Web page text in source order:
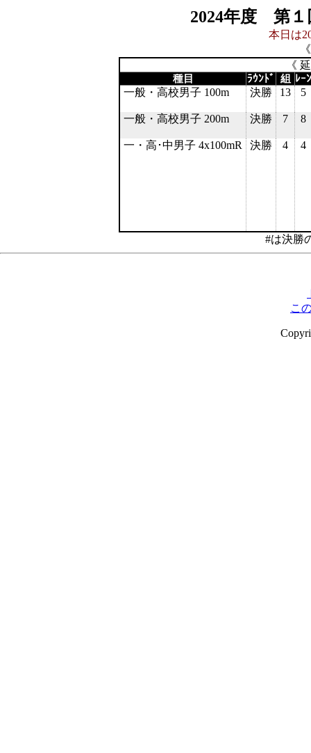
2024年度 第１
本日は
《
種目 ﾗｳﾝﾄﾞ 組 ﾚｰﾝ
一般・高校男子 100m 決勝 13 5
一般・高校男子 200m 決勝 7 8
一・高･中男子 4x100mR 決勝 4 4
#は決勝
こ